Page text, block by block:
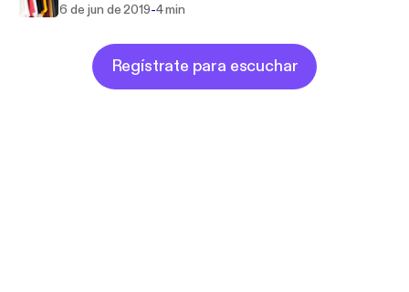
6 de jun de 2019-4 min
Regístrate para escuchar